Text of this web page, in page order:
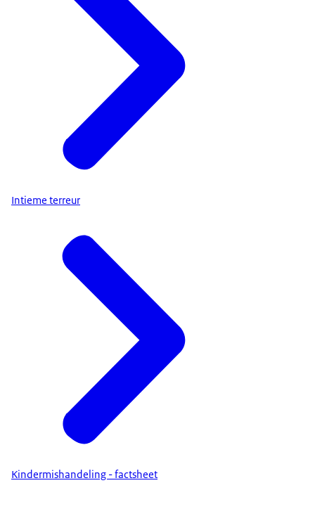
Intieme terreur
Kindermishandeling - factsheet